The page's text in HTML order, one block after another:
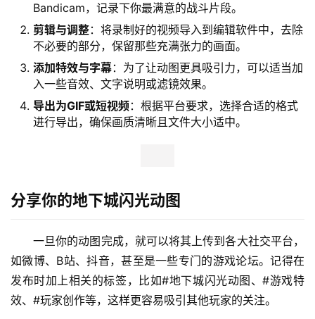
Bandicam，记录下你最满意的战斗片段。
剪辑与调整：将录制好的视频导入到编辑软件中，去除
不必要的部分，保留那些充满张力的画面。
添加特效与字幕：为了让动图更具吸引力，可以适当加
入一些音效、文字说明或滤镜效果。
导出为GIF或短视频：根据平台要求，选择合适的格式
进行导出，确保画质清晰且文件大小适中。
分享你的地下城闪光动图
一旦你的动图完成，就可以将其上传到各大社交平台，
如微博、B站、抖音，甚至是一些专门的游戏论坛。记得在
发布时加上相关的标签，比如#地下城闪光动图、#游戏特
效、#玩家创作等，这样更容易吸引其他玩家的关注。